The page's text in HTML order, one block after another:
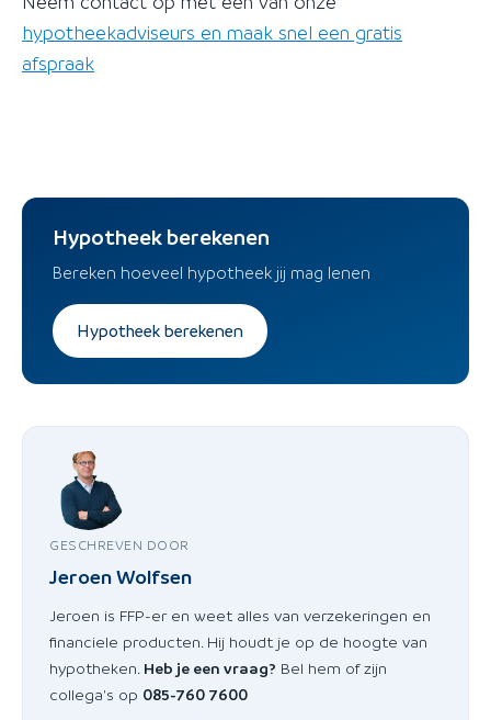
hypotheekadviseurs en maak snel een gratis
afspraak
Hypotheek berekenen
Bereken hoeveel hypotheek jij mag lenen
Hypotheek berekenen
GESCHREVEN DOOR
Jeroen Wolfsen
Jeroen is FFP-er en weet alles van verzekeringen en
financiele producten. Hij houdt je op de hoogte van
hypotheken. Heb je een vraag? Bel hem of zijn
collega's op 085-760 7600